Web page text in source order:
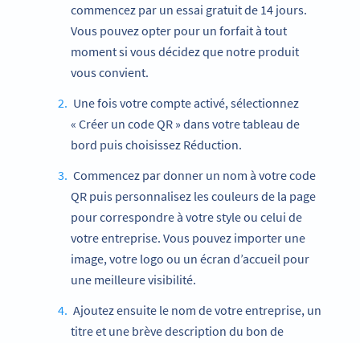
commencez par un essai gratuit de 14 jours.
Vous pouvez opter pour un forfait à tout
moment si vous décidez que notre produit
vous convient.
Une fois votre compte activé, sélectionnez
« Créer un code QR » dans votre tableau de
bord puis choisissez Réduction.
Commencez par donner un nom à votre code
QR puis personnalisez les couleurs de la page
pour correspondre à votre style ou celui de
votre entreprise. Vous pouvez importer une
image, votre logo ou un écran d’accueil pour
une meilleure visibilité.
Ajoutez ensuite le nom de votre entreprise, un
titre et une brève description du bon de